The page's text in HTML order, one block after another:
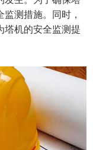
测措施。同时，
塔机的安全监测提